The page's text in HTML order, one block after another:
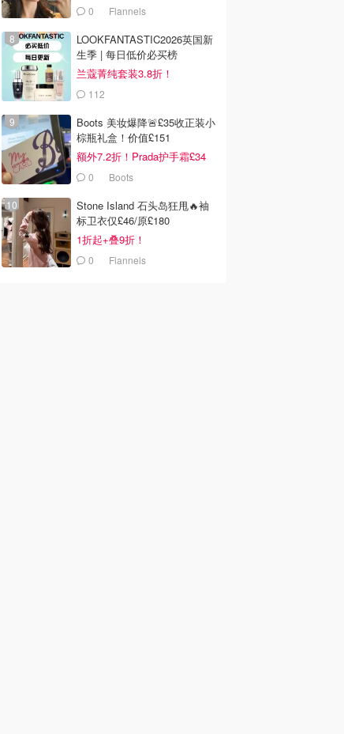
0 Flannels
LOOKFANTASTIC2026英国新
生季 | 每日低价必买榜
兰蔻菁纯套装3.8折！
112
Boots 美妆爆降🚨£35收正装小
棕瓶礼盒！价值£151
额外7.2折！Prada护手霜£34
0 Boots
Stone Island 石头岛狂甩🔥袖
标卫衣仅£46/原£180
1折起+叠9折！
0 Flannels